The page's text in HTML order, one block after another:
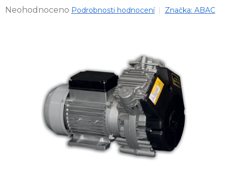
Průměrné
Neohodnoceno Podrobnosti hodnocení Značka: ABAC